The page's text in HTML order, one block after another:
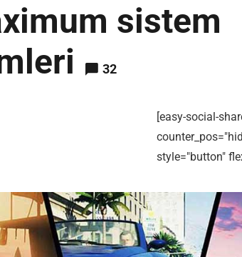
sistem
32
[easy-social-
style="button"